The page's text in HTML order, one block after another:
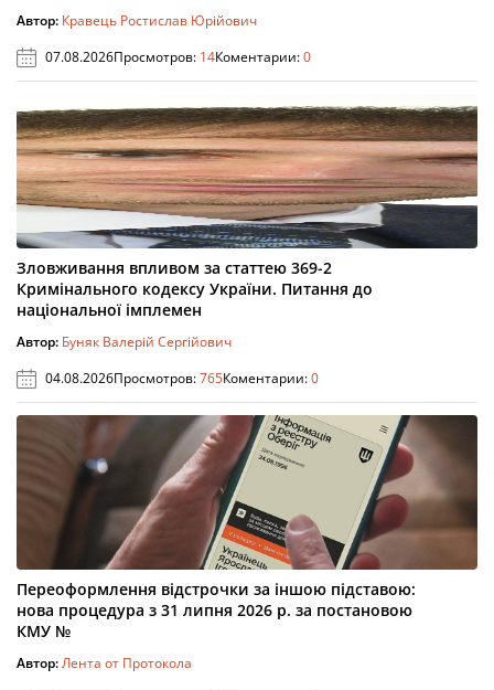
Автор: Кравець Ростислав Юрійович
07.08.2026Просмотров: 14Коментарии:0
Зловживання впливом за статтею 369-2
Кримінального кодексу України. Питання до
національної імплемен
Автор: Буняк Валерій Сергійович
04.08.2026Просмотров:765Коментарии:0
Переоформлення відстрочки за іншою підставою:
нова процедура з 31 липня 2026 р. за постановою
КМУ №
Автор:Лента от Протокола